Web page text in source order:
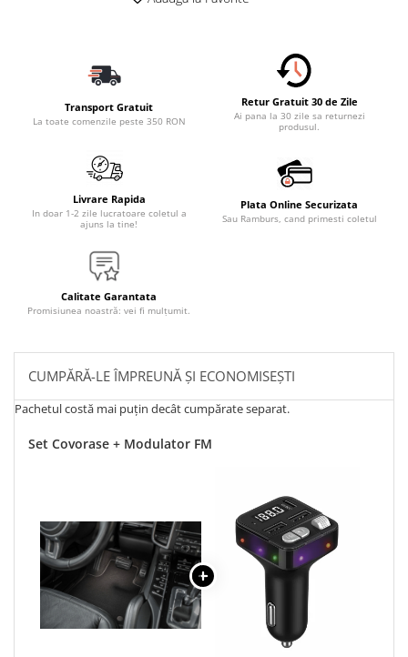
Transport Gratuit
La toate comenzile peste 350 RON
Retur Gratuit 30 de Zile
Ai pana la 30 zile sa returnezi
produsul.
Livrare Rapida
In doar 1-2 zile lucratoare coletul a
ajuns la tine!
Plata Online Securizata
Sau Ramburs, cand primesti coletul
Calitate Garantata
Promisiunea noastră: vei fi mulțumit.
CUMPĂRĂ-LE ÎMPREUNĂ ȘI ECONOMISEȘTI
Pachetul costă mai puțin decât cumpărate separat.
Set Covorase + Modulator FM